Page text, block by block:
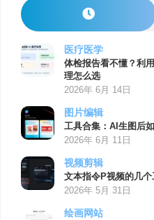
医疗医学
体检报告看不懂？利
理怎么选
2026年 6月 14日
图片编辑
工具合集：AI生图后
2026年 6月 11日
视频剪辑
文本指令P视频的几个
2026年 5月 31日
绘画网站